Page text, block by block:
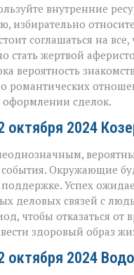
внутренние
избирательно
соглашаться на все,
стать жертвой
вероятность
романтических
сделок.
октября 2024
Окружающие
Успех
деловых связей с
чтобы отказаться от
здоровый образ
октября 2024